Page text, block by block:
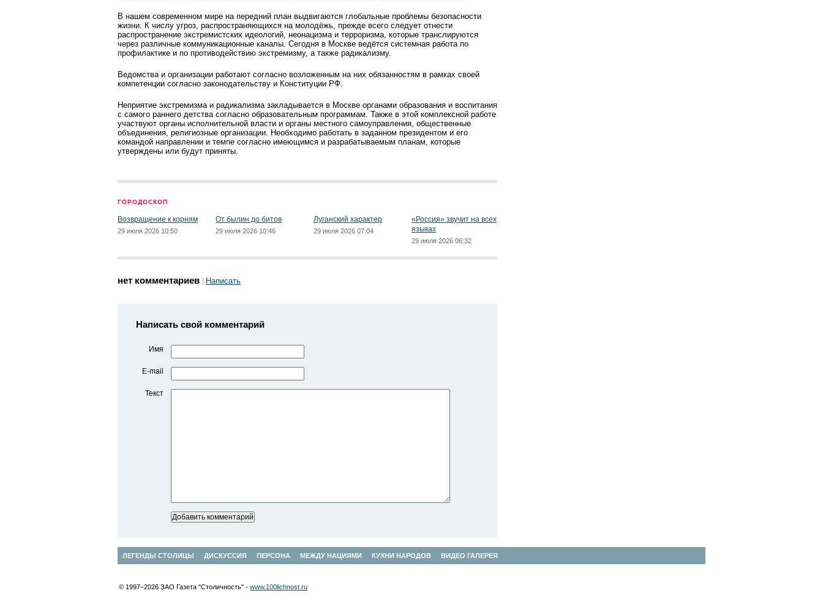
В нашем современном мире на передний план выдвигаются глобальные проблемы безопасности
жизни. К числу угроз, распространяющихся на молодёжь, прежде всего следует отнести
распространение экстремистских идеологий, неонацизма и терроризма, которые транслируются
через различные коммуникационные каналы. Сегодня в Москве ведётся системная работа по
профилактике и по противодей­ствию экстремизму, а также радикализму.
Ведомства и организации работают согласно возложенным на них обязанностям в рамках своей
компетенции согласно законодательству и Конституции РФ.
Неприятие экстремизма и радикализма закладывается в Москве органами образования и воспитания
с самого раннего детства согласно образовательным программам. Также в этой комплексной работе
участвуют органы исполнительной власти и органы местного самоуправления, общественные
объединения, религиозные организации. Необходимо работать в заданном президентом и его
командой направлении и темпе согласно имеющимся и разрабатываемым планам, которые
утверждены или будут приняты.
ГОРОДОСКОП
Возвращение к корням
29 июля 2026 10:50
От былин до битов
29 июля 2026 10:46
Луганский характер
29 июля 2026 07:04
«Россия» звучит на всех
языках
29 июля 2026 06:32
нет комментариев Написать
Написать свой комментарий
Имя
E-mail
Текст
ЛЕГЕНДЫ СТОЛИЦЫ ДИСКУССИЯ ПЕРСОНА МЕЖДУ НАЦИЯМИ КУХНИ НАРОДОВ ВИДЕО ГАЛЕРЕЯ
© 1997–2026 ЗАО Газета "Столичность" - www.100lichnost.ru